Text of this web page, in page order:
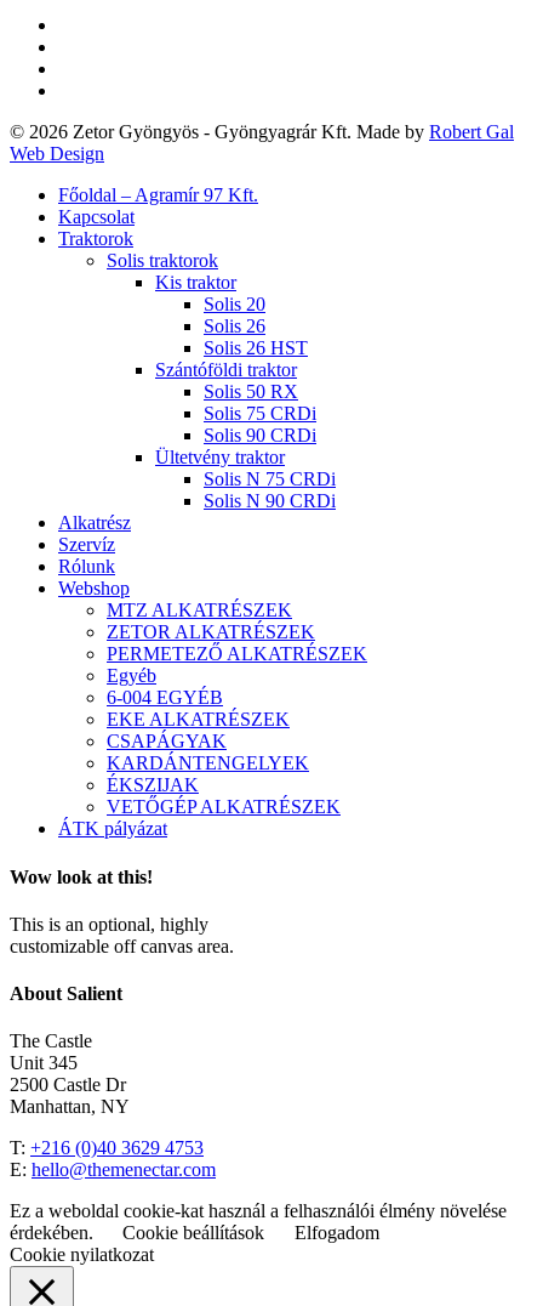
© 2026 Zetor Gyöngyös - Gyöngyagrár Kft. Made by Robert Gal
Web Design
Close
Menu
Főoldal – Agramír 97 Kft.
Kapcsolat
Traktorok
Solis traktorok
Kis traktor
Solis 20
Solis 26
Solis 26 HST
Szántóföldi traktor
Solis 50 RX
Solis 75 CRDi
Solis 90 CRDi
Ültetvény traktor
Solis N 75 CRDi
Solis N 90 CRDi
Alkatrész
Szervíz
Rólunk
Webshop
MTZ ALKATRÉSZEK
ZETOR ALKATRÉSZEK
PERMETEZŐ ALKATRÉSZEK
Egyéb
6-004 EGYÉB
EKE ALKATRÉSZEK
CSAPÁGYAK
KARDÁNTENGELYEK
ÉKSZIJAK
VETŐGÉP ALKATRÉSZEK
ÁTK pályázat
Wow look at this!
This is an optional, highly
customizable off canvas area.
About Salient
The Castle
Unit 345
2500 Castle Dr
Manhattan, NY
T: +216 (0)40 3629 4753
E: hello@themenectar.com
Ez a weboldal cookie-kat használ a felhasználói élmény növelése
érdekében.
Cookie beállítások
Elfogadom
Cookie nyilatkozat